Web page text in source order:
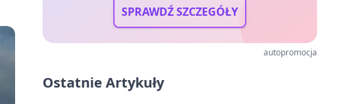
SPRAWDŹ SZCZEGÓŁY
autopromocja
Ostatnie Artykuły